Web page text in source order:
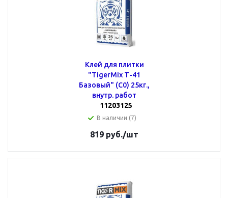
Клей для плитки
"TigerMix Т-41
Базовый" (С0) 25кг.,
внутр. работ
11203125
В наличии (7)
819 руб./шт